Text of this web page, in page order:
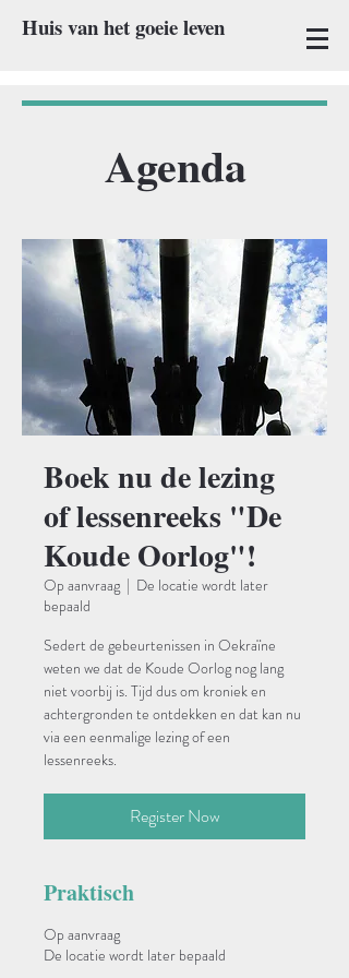
Huis van het goeie leven
Boek nu de lezing
of lessenreeks "De
Koude Oorlog"!
Op aanvraag
  |
De locatie wordt later
bepaald
Sedert de gebeurtenissen in Oekraïne
weten we dat de Koude Oorlog nog lang
niet voorbij is. Tijd dus om kroniek en
achtergronden te ontdekken en dat kan nu
via een eenmalige lezing of een
lessenreeks.
Register Now
Praktisch
Op aanvraag
De locatie wordt later bepaald
Agenda